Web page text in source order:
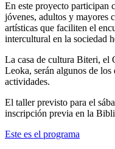
En este proyecto participan
jóvenes, adultos y mayores
artísticas que faciliten el
intercultural en la sociedad
La casa de cultura Biteri, el
Leoka, serán algunos de los
actividades.
El taller previsto para el
inscripción previa en la
Este es el programa